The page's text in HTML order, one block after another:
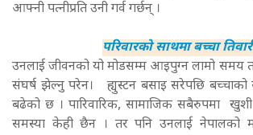
आफ्नी पत्नीप्रति उनी गर्व गर्छन् ।
परिवारको साथमाबच्चा
उनलाई जीवनको यो मोडसम्म आइपुग्न लामो समय
संघर्ष झेल्नु परेन। ह्युस्टन बसाइ सरेपछि बच्चाको
बढेको छ । पारिवारिक, सामाजिक सबैरुपमा
समस्या केही छैन । तर पनि उनलाई नेपालको